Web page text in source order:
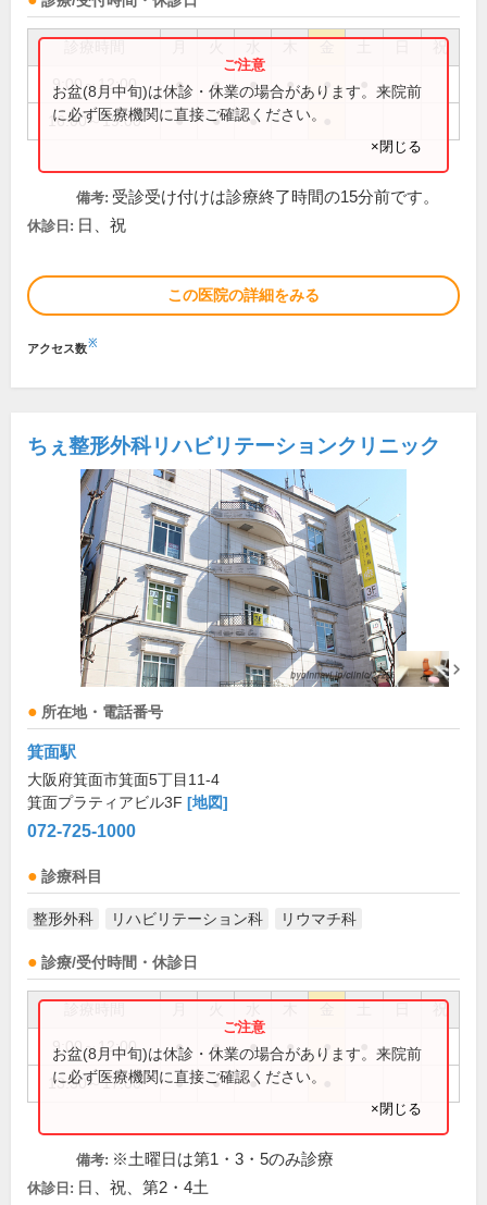
祝
9:00～12:00 ● ● ● ● ●
16:00～19:00 ● ● ●
お盆(8月中旬)は休診・休業の場合があります。来院前
に必ず医療機関に直接ご確認ください。
×閉じる
備考: 受診受け付けは診療終了時間の15分前です。
休診日: 日、祝
この医院の詳細をみる
アクセス数※
ちぇ整形外科リハビリテーションクリニック
所在地・電話番号
箕面駅
大阪府箕面市箕面5丁目11-4
箕面プラティアビル3F [地図]
072-725-1000
診療科目
整形外科 リハビリテーション科 リウマチ科
診療/受付時間・休診日
祝
9:00～12:00 ● ● ● ● ●
13:30～17:00 ● ● ●
お盆(8月中旬)は休診・休業の場合があります。来院前
に必ず医療機関に直接ご確認ください。
×閉じる
備考: ※土曜日は第1・3・5のみ診療
休診日: 日、祝、第2・4土